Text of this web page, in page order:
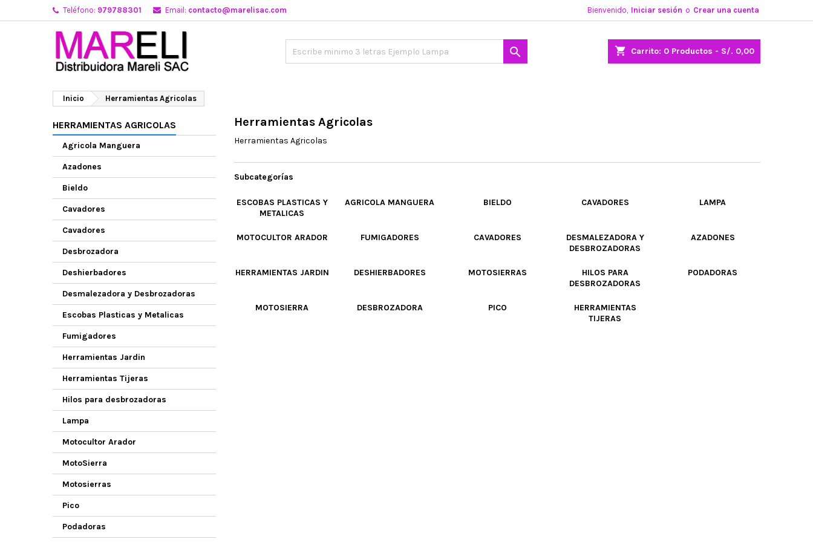
Teléfono: 979788301 Email: contacto@marelisac.com Bienvenido, Iniciar sesión o Crear una cuenta
shopping_cart Carrito: 0 Productos - S/. 0,00

Inicio Herramientas Agricolas
HERRAMIENTAS AGRICOLAS
Agricola Manguera
Azadones
Bieldo
Cavadores
Cavadores
Desbrozadora
Deshierbadores
Desmalezadora y Desbrozadoras
Escobas Plasticas y Metalicas
Fumigadores
Herramientas Jardin
Herramientas Tijeras
Hilos para desbrozadoras
Lampa
Motocultor Arador
MotoSierra
Motosierras
Pico
Podadoras
Herramientas Agricolas
Herramientas Agricolas
Subcategorías
ESCOBAS PLASTICAS Y
METALICAS
AGRICOLA MANGUERA BIELDO CAVADORES LAMPA
MOTOCULTOR ARADOR FUMIGADORES CAVADORES
DESMALEZADORA Y
DESBROZADORAS
AZADONES
HERRAMIENTAS JARDIN DESHIERBADORES MOTOSIERRAS
HILOS PARA
DESBROZADORAS
PODADORAS
MOTOSIERRA DESBROZADORA PICO
HERRAMIENTAS
TIJERAS